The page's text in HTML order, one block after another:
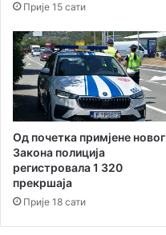
Прије 15 сати
Од почетка примјене новог
Закона полиција
регистровала 1 320
прекршаја
Прије 18 сати